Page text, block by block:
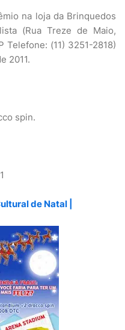
na loja da Brinquedos
(Rua Treze de Maio,
Telefone: (11) 3251-2818)
2011.
spin.
de Natal |